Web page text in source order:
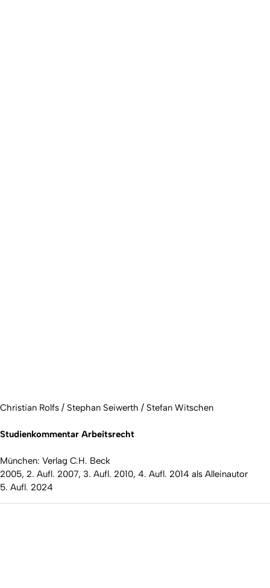
Christian Rolfs / Stephan Seiwerth / Stefan Witschen
Studienkommentar Arbeitsrecht
München: Verlag C.H. Beck
2005, 2. Aufl. 2007, 3. Aufl. 2010, 4. Aufl. 2014 als Alleinautor
5. Aufl. 2024